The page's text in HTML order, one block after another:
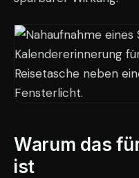
Warum das
ist